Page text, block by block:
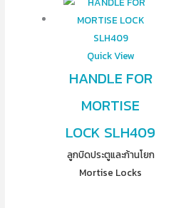
Quick View
HANDLE FOR
MORTISE
LOCK SLH409
ลูกบิดประตูและก้านโยก
Mortise Locks